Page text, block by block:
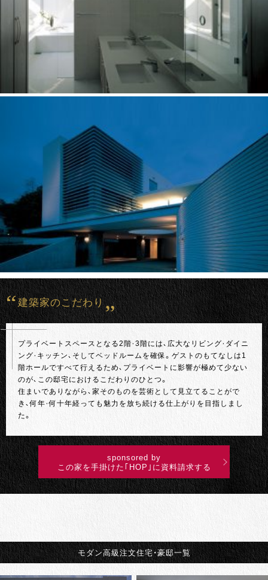
建築家のこだわり
プライベートスペースとなる2階・3階には、広大なリビング・ダイニ
ング・キッチン、そしてベッドルームを確保。ゲストのもてなしは1
階ホールですべて行えるため、プライベートに影響が極めて少ない
のが、この邸宅におけるこだわりのひとつ。
住まいでありながら、家そのものを芸術として見立てることがで
き、何年・何十年経っても魅力を放ち続ける仕上がりを目指しまし
た。
sponsored by
この家を手掛けた｢HOP｣に資料請求する
モダン高級注文住宅・豪邸一覧